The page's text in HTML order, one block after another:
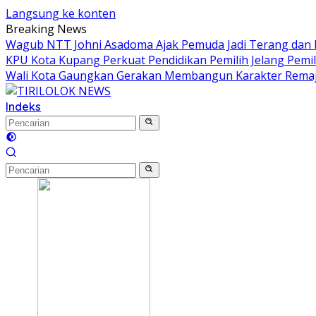
Langsung ke konten
Breaking News
Wagub NTT Johni Asadoma Ajak Pemuda Jadi Terang
KPU Kota Kupang Perkuat Pendidikan Pemilih Jelang
Wali Kota Gaungkan Gerakan Membangun Karakter
Indeks